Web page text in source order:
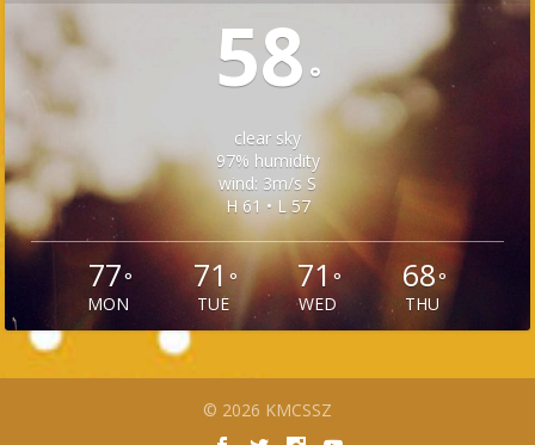
58 °
clear sky
97% humidity
wind: 3m/s S
H 61 • L 57
77°
MON
71°
TUE
71°
WED
68°
THU
© 2026 KMCSSZ